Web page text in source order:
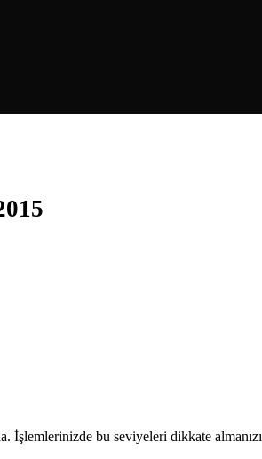
İşlemlerinizde bu seviyeleri dikkate